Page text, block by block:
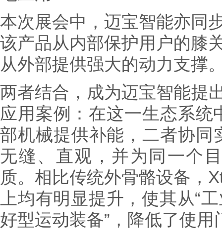
本次展会中，迈宝智能亦同
该产品从内部保护用户的膝
从外部提供强大的动力支撑
两者结合，成为迈宝智能提
应用案例：在这一生态系
部机械提供补能，二者协
无缝、直观，并为同一个
质。相比传统外骨骼设备，
上均有明显提升，使其从“
好型运动装备”，降低了使用